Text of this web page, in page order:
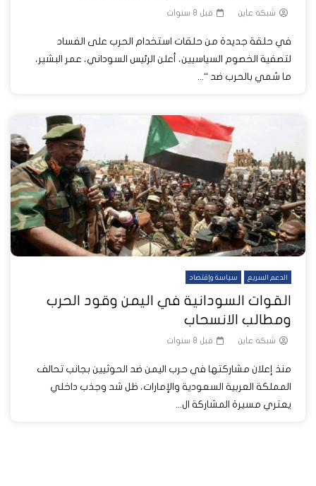
شبكة عاين قبل 8 سنوات
في حلقة جديدة من حلقات استخدام الحرب على الفساد
لتصفية الخصوم السياسيين، أعلن الرئيس السوداني، عمر البشير،
ما سُمي بالحرب ضد “...
الدعم السريع سياسة وإقتصاد
القوات السودانية في اليمن وقود الحرب
ومطالب الانسحاب
شبكة عاين قبل 8 سنوات
منذ إعلان مشاركتها في حرب اليمن ضد الحوثيين بجانب تحالف
المملكة العربية السعودية والإمارات، ظل شد وجذب داخلي
يعتري مسيرة المشاركة ال...